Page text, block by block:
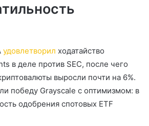
удовлетворил ходатайство
в деле против SEC, после чего
выросли почти на 6%.
победу Grayscale с оптимизмом: в
одобрения спотовых ETF